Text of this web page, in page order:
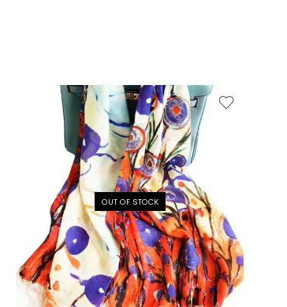
OUT OF STOCK